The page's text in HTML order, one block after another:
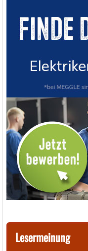
Lesermeinung